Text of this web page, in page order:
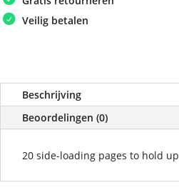
Veilig betalen
Beschrijving
Beoordelingen (0)
20 side-loading pages to hold